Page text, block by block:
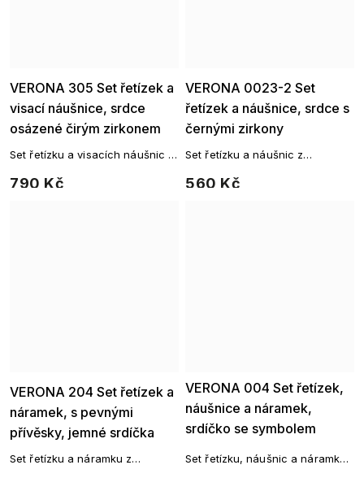
VERONA 305 Set řetízek a
visací náušnice, srdce
osázené čirým zirkonem
Ellami
790 Kč
Set řetízku a visacích náušnic z
VERONA 0023-2 Set
řetízek a náušnice, srdce s
černými zirkony
Ellami
560 Kč
Set řetízku a náušnic z
VERONA 204 Set řetízek a
náramek, s pevnými
přívěsky, jemné srdíčka
Ellami
Set řetízku a náramku z
VERONA 004 Set řetízek,
náušnice a náramek,
srdíčko se symbolem
Ellami
Set řetízku, náušnic a náramku